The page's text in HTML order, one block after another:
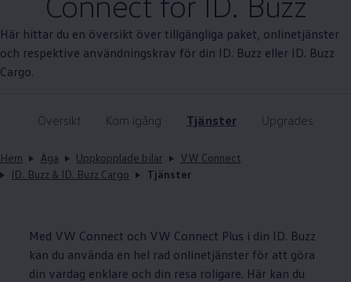
Här hittar du en översikt över tillgängliga paket, onlinetjänster
och respektive användningskrav för din ID. Buzz eller ID. Buzz
Cargo.
Översikt Kom igång Tjänster Upgrades
Hem Äga Uppkopplade bilar
VW Connect
ID. Buzz & ID. Buzz Cargo
Tjänster
Med VW Connect och VW Connect Plus i din ID. Buzz
kan du använda en hel rad onlinetjänster för att göra
din vardag enklare och din resa roligare. Här kan du